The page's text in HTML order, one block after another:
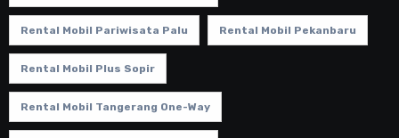
Rental Mobil Pariwisata Palu Rental Mobil Pekanbaru
Rental Mobil Plus Sopir
Rental Mobil Tangerang One-Way